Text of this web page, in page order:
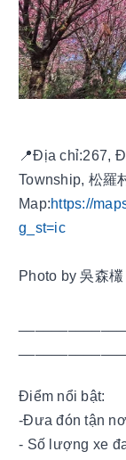
📍Địa chỉ:267,
Township, 松羅
Map:https://
g_st=ic
Photo by 吳森
Điểm nổi bật:
-Đưa đón tận
- Số lượng xe